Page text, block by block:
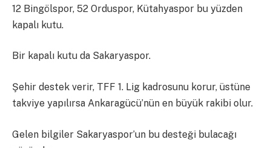
12 Bingölspor, 52 Orduspor, Kütahyaspor bu yüzden
kapalı kutu.
Bir kapalı kutu da Sakaryaspor.
Şehir destek verir, TFF 1. Lig kadrosunu korur, üstüne
takviye yapılırsa Ankaragücü’nün en büyük rakibi olur.
Gelen bilgiler Sakaryaspor’un bu desteği bulacağı